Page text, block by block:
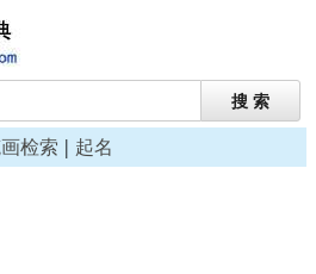
检索 | 起名